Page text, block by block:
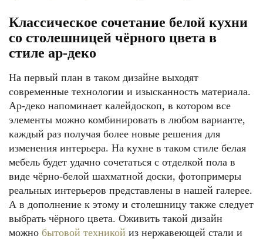
Классическое сочетание белой кухни
со столешницей чёрного цвета в
стиле ар-деко
На первый план в таком дизайне выходят
современные технологии и изысканность материала.
Ар-деко напоминает калейдоскоп, в котором все
элементы можно комбинировать в любом варианте,
каждый раз получая более новые решения для
изменения интерьера. На кухне в таком стиле белая
мебель будет удачно сочетаться с отделкой пола в
виде чёрно-белой шахматной доски, фотопримеры
реальных интерьеров представлены в нашей галерее.
А в дополнение к этому и столешницу также следует
выбрать чёрного цвета. Оживить такой дизайн
можно бытовой техникой из нержавеющей стали и